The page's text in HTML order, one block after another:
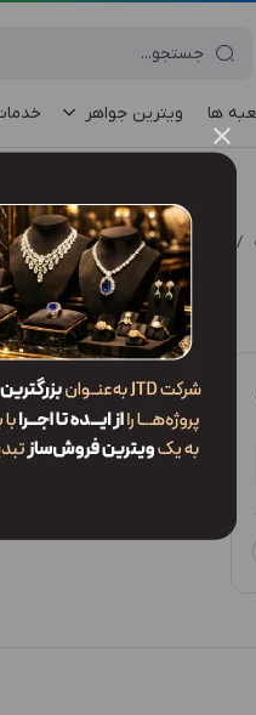
ها ویترین جواهر
/ انواع مدل محصولات /
SPJ3
ترتیب نمایش:
موردی برای نمایش وجود